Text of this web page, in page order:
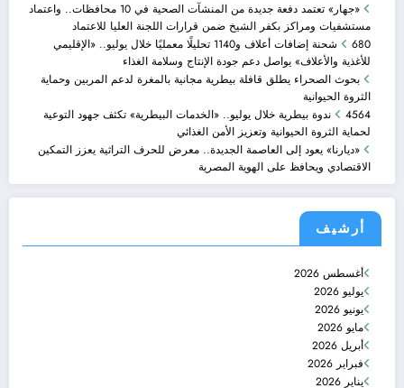
«جهار» تعتمد دفعة جديدة من المنشآت الصحية في 10 محافظات.. واعتماد
مستشفيات ومراكز بكفر الشيخ ضمن قرارات اللجنة العليا للاعتماد
680 شحنة إضافات أعلاف و1140 تحليلًا معمليًا خلال يوليو.. «الإقليمي
للأغذية والأعلاف» يواصل دعم جودة الإنتاج وسلامة الغذاء
بحوث الصحراء يطلق قافلة بيطرية مجانية بالمغرة لدعم المربين وحماية
الثروة الحيوانية
4564 ندوة بيطرية خلال يوليو.. «الخدمات البيطرية» تكثف جهود التوعية
لحماية الثروة الحيوانية وتعزيز الأمن الغذائي
«ديارنا» يعود إلى العاصمة الجديدة.. معرض للحرف التراثية يعزز التمكين
الاقتصادي ويحافظ على الهوية المصرية
أرشيف
أغسطس 2026
يوليو 2026
يونيو 2026
مايو 2026
أبريل 2026
فبراير 2026
يناير 2026